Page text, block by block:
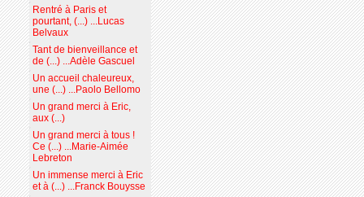
Rentré à Paris et
pourtant, (...) ...Lucas
Belvaux
Tant de bienveillance et
de (...) ...Adèle Gascuel
Un accueil chaleureux,
une (...) ...Paolo Bellomo
Un grand merci à Eric,
aux (...)
Un grand merci à tous !
Ce (...) ...Marie-Aimée
Lebreton
Un immense merci à Eric
et à (...) ...Franck Bouysse